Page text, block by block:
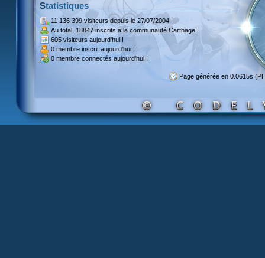
Statistiques
11 136 399 visiteursdepuis le 27/07/2004 !
Au total, 18847 inscritsà la communauté Carthage !
605 visiteurs aujourd'hui !
0 membre inscrit aujourd'hui !
0 membre connectés aujourd'hui !
Page générée en 0.0615s